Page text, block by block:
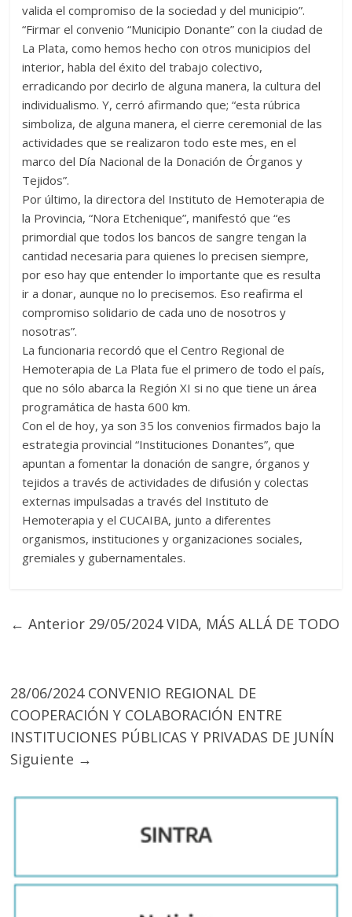
valida el compromiso de la sociedad y del municipio”.
“Firmar el convenio “Municipio Donante” con la ciudad de
La Plata, como hemos hecho con otros municipios del
interior, habla del éxito del trabajo colectivo,
erradicando por decirlo de alguna manera, la cultura del
individualismo. Y, cerró afirmando que; “esta rúbrica
simboliza, de alguna manera, el cierre ceremonial de las
actividades que se realizaron todo este mes, en el
marco del Día Nacional de la Donación de Órganos y
Tejidos”.
Por último, la directora del Instituto de Hemoterapia de
la Provincia, “Nora Etchenique”, manifestó que “es
primordial que todos los bancos de sangre tengan la
cantidad necesaria para quienes lo precisen siempre,
por eso hay que entender lo importante que es resulta
ir a donar, aunque no lo precisemos. Eso reafirma el
compromiso solidario de cada uno de nosotros y
nosotras”.
La funcionaria recordó que el Centro Regional de
Hemoterapia de La Plata fue el primero de todo el país,
que no sólo abarca la Región XI si no que tiene un área
programática de hasta 600 km.
Con el de hoy, ya son 35 los convenios firmados bajo la
estrategia provincial “Instituciones Donantes”, que
apuntan a fomentar la donación de sangre, órganos y
tejidos a través de actividades de difusión y colectas
externas impulsadas a través del Instituto de
Hemoterapia y el CUCAIBA, junto a diferentes
organismos, instituciones y organizaciones sociales,
gremiales y gubernamentales.
← Anterior 29/05/2024 VIDA, MÁS ALLÁ DE TODO
28/06/2024 CONVENIO REGIONAL DE
COOPERACIÓN Y COLABORACIÓN ENTRE
INSTITUCIONES PÚBLICAS Y PRIVADAS DE JUNÍN
Siguiente →